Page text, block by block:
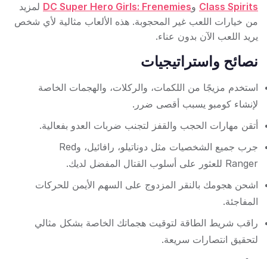
Class Spirits وDC Super Hero Girls: Frenemies لمزيد
من خيارات اللعب غير المحجوبة. هذه الألعاب مثالية لأي شخص
يريد اللعب الآن بدون عناء.
نصائح واستراتيجيات
استخدم مزيجًا من اللكمات، والركلات، والهجمات الخاصة
لإنشاء كومبو يسبب أقصى ضرر.
أتقن مهارات الحجب والقفز لتجنب ضربات العدو بفعالية.
جرب جميع الشخصيات مثل دوناتيلو، رافائيل، وRed
Ranger للعثور على أسلوب القتال المفضل لديك.
اشحن هجومك بالنقر المزدوج على السهم الأيمن للحركات
المفاجئة.
راقب شريط الطاقة لتوقيت هجماتك الخاصة بشكل مثالي
لتحقيق انتصارات سريعة.